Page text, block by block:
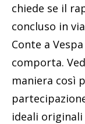
chiede se il
concluso in
Conte a
comporta.
maniera così
ideali